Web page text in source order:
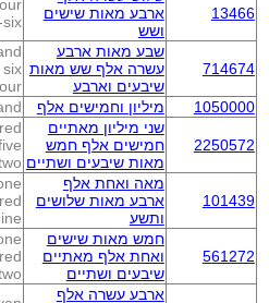
13466
ארבע מאות שישים
ושש
714674
שבע מאות ארבע
עשרה אלף שש מאות
שיבעים וארבע
1050000
מיליון וחמישים אלף
2250572
שני מיליון מאתיים
חמישים אלף חמש
מאות שיבעים ושתיים
101439
מאה ואחת אלף
ארבע מאות שלושים
ותשע
561272
חמש מאות שישים
ואחת אלף מאתיים
שיבעים ושתיים
ארבע עשרה אלף